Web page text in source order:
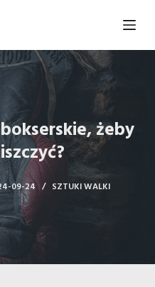
żeby
09-24 SZTUKI WALKI